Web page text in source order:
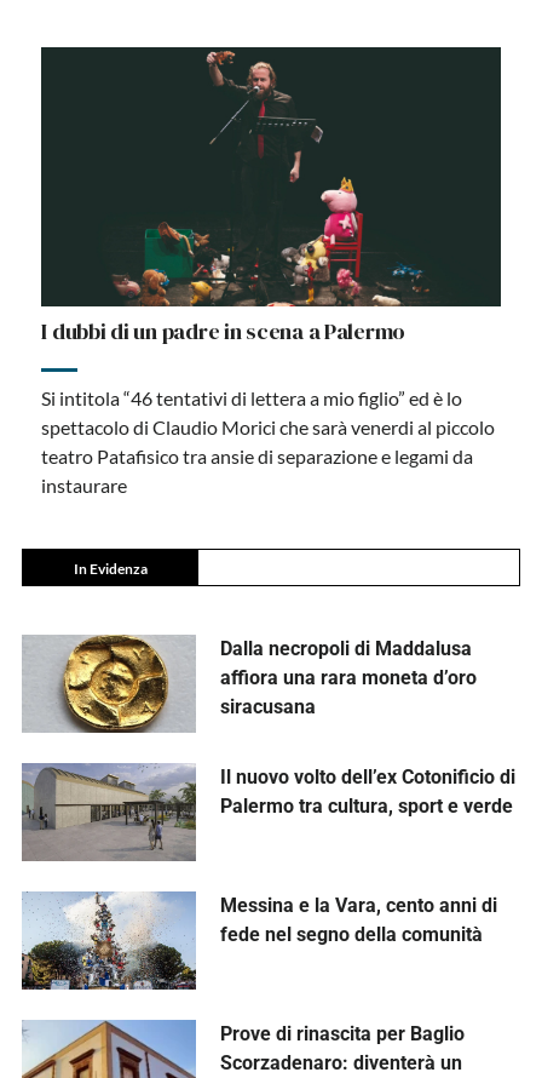
I dubbi di un padre in scena a Palermo
Si intitola “46 tentativi di lettera a mio figlio” ed è lo
spettacolo di Claudio Morici che sarà venerdi al piccolo
teatro Patafisico tra ansie di separazione e legami da
instaurare
In Evidenza
Dalla necropoli di Maddalusa
affiora una rara moneta d’oro
siracusana
Il nuovo volto dell’ex Cotonificio di
Palermo tra cultura, sport e verde
Messina e la Vara, cento anni di
fede nel segno della comunità
Prove di rinascita per Baglio
Scorzadenaro: diventerà un